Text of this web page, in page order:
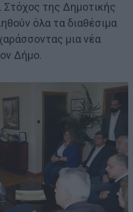
Στόχος της Δημοτικής
όλα τα διαθέσιμα
μια νέα
Δήμο.